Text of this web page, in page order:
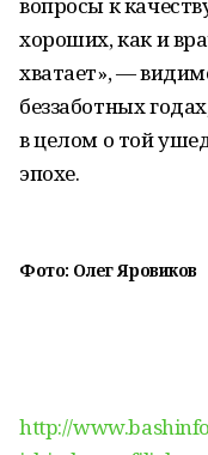
хороших, как и
хватает», —
беззаботных
в целом о той
эпохе.
Фото: Олег Яровиков
http://